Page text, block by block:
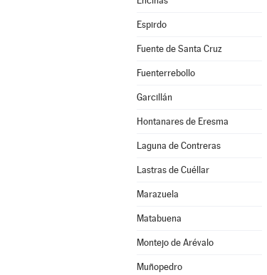
Espirdo
Fuente de Santa Cruz
Fuenterrebollo
Garcillán
Hontanares de Eresma
Laguna de Contreras
Lastras de Cuéllar
Marazuela
Matabuena
Montejo de Arévalo
Muñopedro